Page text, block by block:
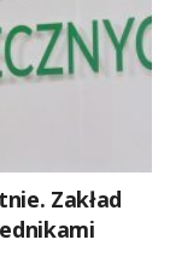
Zakład